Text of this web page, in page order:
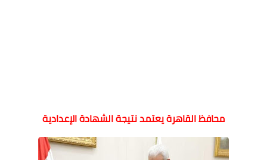
محافظ القاهرة يعتمد نتيجة الشهادة الإعدادية